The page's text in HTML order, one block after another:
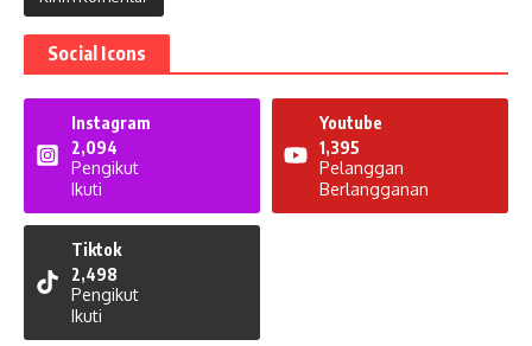
Social Icons
Instagram
2,094
Pengikut
Ikuti
Youtube
1,395
Pelanggan
Berlangganan
Tiktok
2,498
Pengikut
Ikuti